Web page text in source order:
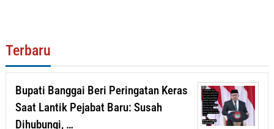
Terbaru
Bupati Banggai Beri Peringatan Keras
Saat Lantik Pejabat Baru: Susah
Dihubungi, …